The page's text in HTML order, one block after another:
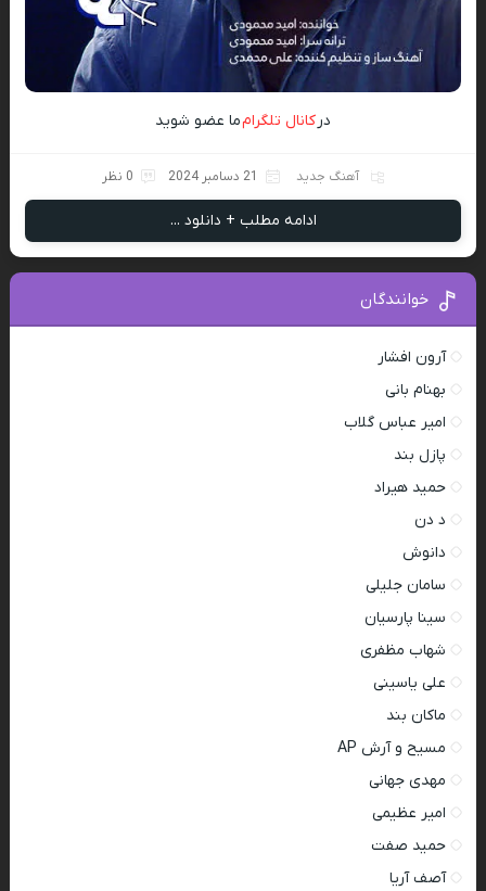
درکانال تلگرامما عضو شوید
آهنگ جدید 21 دسامبر 2024 0 نظر
ادامه مطلب + دانلود ...
خوانندگان
آرون افشار
بهنام بانی
امیر عباس گلاب
پازل بند
حمید هیراد
د دن
دانوش
سامان جلیلی
سینا پارسیان
شهاب مظفری
علی یاسینی
ماکان بند
مسیح و آرش AP
مهدی جهانی
امیر عظیمی
حمید صفت
آصف آریا